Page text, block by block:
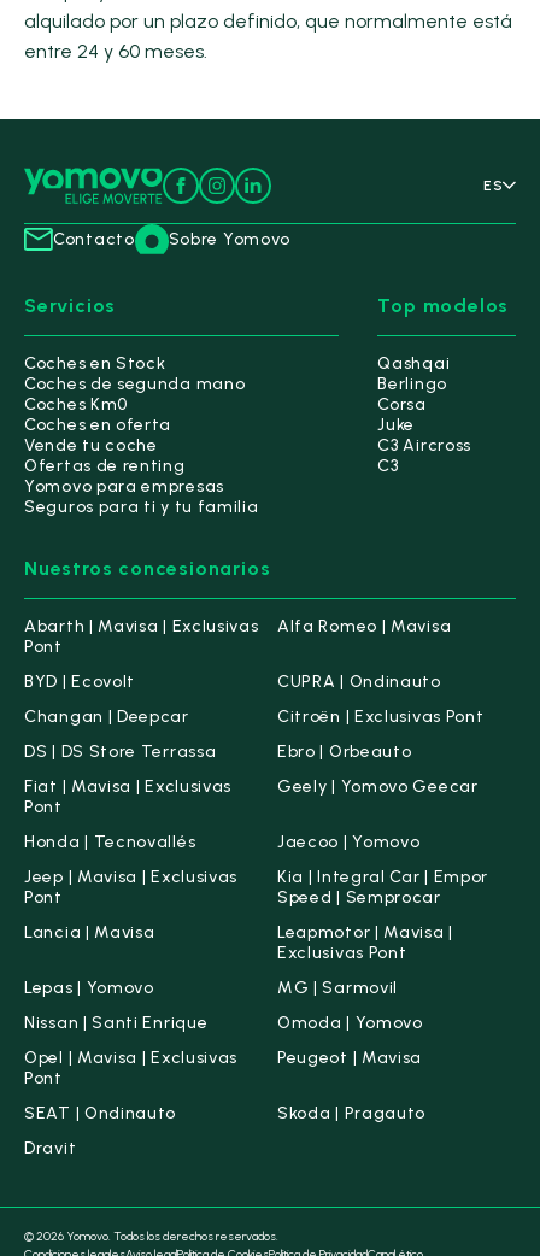
alquilado por un plazo definido, que normalmente está
entre 24 y 60 meses.
ES
Contacto Sobre Yomovo
Servicios
Coches en Stock
Coches de segunda mano
Coches Km0
Coches en oferta
Vende tu coche
Ofertas de renting
Yomovo para empresas
Seguros para ti y tu familia
Top modelos
Qashqai
Berlingo
Corsa
Juke
C3 Aircross
C3
Nuestros concesionarios
Abarth | Mavisa | Exclusivas
Pont
Alfa Romeo | Mavisa
BYD | Ecovolt
CUPRA | Ondinauto
Changan | Deepcar
Citroën | Exclusivas Pont
DS | DS Store Terrassa
Ebro | Orbeauto
Fiat | Mavisa | Exclusivas
Pont
Geely | Yomovo Geecar
Honda | Tecnovallés
Jaecoo | Yomovo
Jeep | Mavisa | Exclusivas
Pont
Kia | Integral Car | Empor
Speed | Semprocar
Lancia | Mavisa
Leapmotor | Mavisa |
Exclusivas Pont
Lepas | Yomovo
MG | Sarmovil
Nissan | Santi Enrique
Omoda | Yomovo
Opel | Mavisa | Exclusivas
Pont
Peugeot | Mavisa
SEAT | Ondinauto
Skoda | Pragauto
Dravit
© 2026 Yomovo. Todos los derechos reservados.